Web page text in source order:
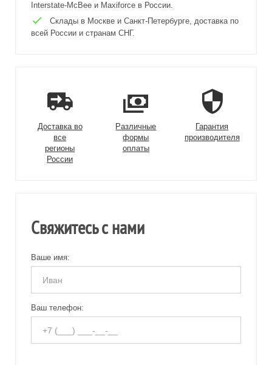
Interstate-McBee и Maxiforce в России.
Склады в Москве и Санкт-Петербурге, доставка по
всей России и странам СНГ.
Доставка во
все
регионы
России
Различные
формы
оплаты
Гарантия
производителя
Свяжитесь с нами
Ваше имя:
Ваш телефон: